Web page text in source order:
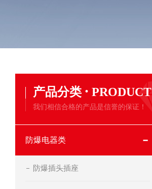
产品分类 · PRODUCT
我们相信合格的产品是信誉的保证！
防爆电器类
防爆插头插座